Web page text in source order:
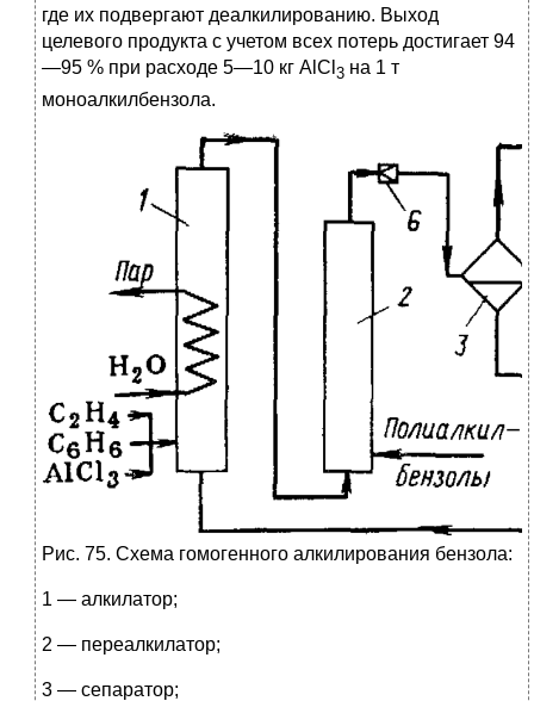
где их подвергают деалкилированию. Выход
целевого продукта с учетом всех потерь достигает 94
—95 % при расходе 5—10 кг AlCl 3 на 1 т
моноалкилбензола.
Рис. 75. Схема гомогенного алкилирования бензола:
1 — алкилатор;
2 — переалкилатор;
3 — сепаратор;